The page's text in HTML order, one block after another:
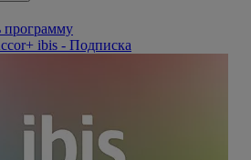
программу
ibis - Подписка